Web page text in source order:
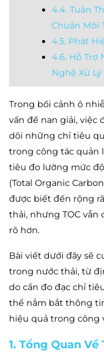
4.4. Tuân
Chuẩn Môi
4.5. Phát
4.6. Hỗ Trợ
Nghệ Xử
Trong bối cảnh ô
vấn đề nan giải, việc
dõi những chỉ tiêu
trong công tác quản
tiêu đo lường mức
(Total Organic
được biết đến rộng
thải, nhưng TOC vẫn
rõ hơn.
Bài viết dưới đây sẽ
trong nước thải, từ
do cần đo đạc chỉ
thể nắm bắt thông
hiệu quả trong công
1. Tổng Quan Về